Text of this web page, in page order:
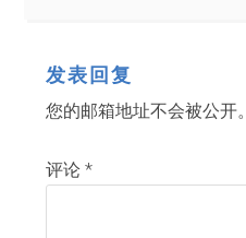
发表回复
您的邮箱地址不会被公开。
评论*